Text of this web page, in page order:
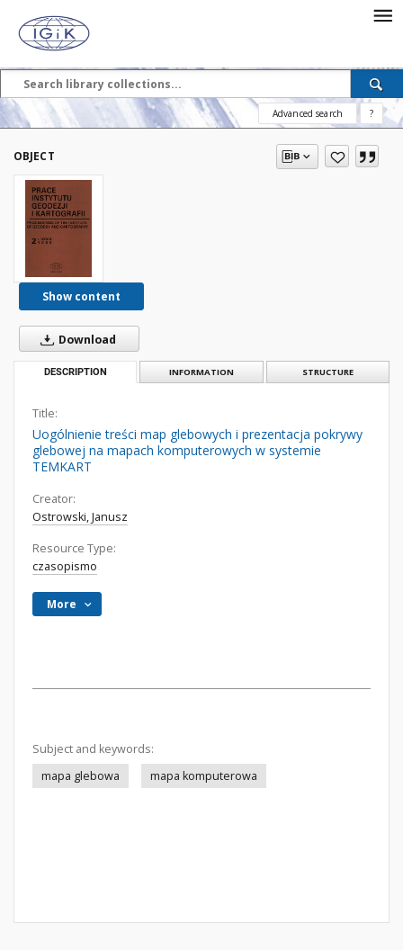
Advanced search ?
OBJECT
Show content
Download
DESCRIPTION INFORMATION STRUCTURE
Title:
Uogólnienie treści map glebowych i prezentacja pokrywy
glebowej na mapach komputerowych w systemie
TEMKART
Creator:
Ostrowski, Janusz
Resource Type:
czasopismo
More
Subject and keywords:
mapa glebowa
mapa komputerowa